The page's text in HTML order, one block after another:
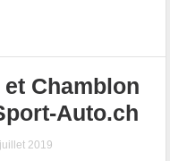
Chamblon
Auto.ch
2019